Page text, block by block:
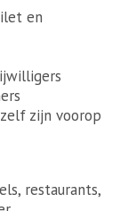
en
zijn voorop
restaurants,